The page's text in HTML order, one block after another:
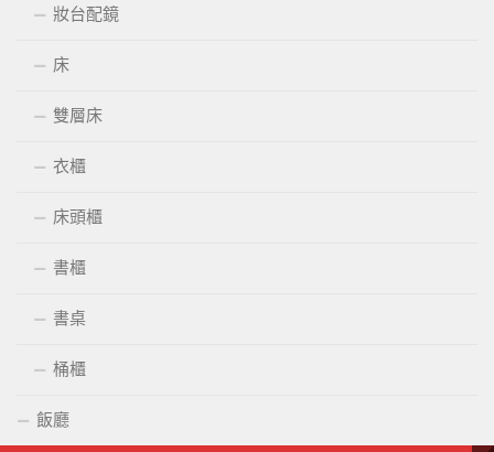
妝台配鏡
床
雙層床
衣櫃
床頭櫃
書櫃
書桌
桶櫃
飯廳